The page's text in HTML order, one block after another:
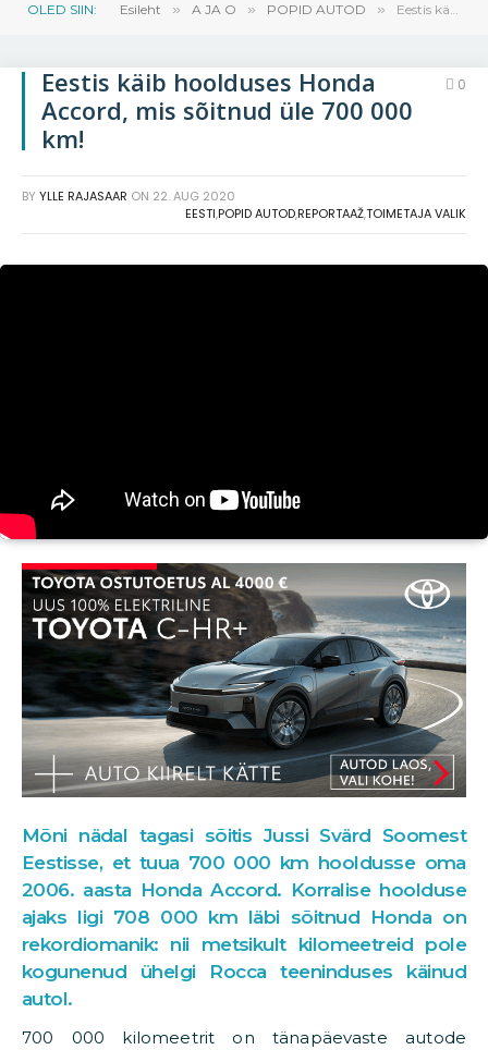
OLED SIIN: Esileht » A JA O » POPID AUTOD » Eestis käib hoolduses Honda Accord, mis sõitnud üle 700 000 km!
Eestis käib hoolduses Honda
Accord, mis sõitnud üle 700 000
km!
0
BY YLLE RAJASAAR ON 22. AUG 2020
EESTI,POPID AUTOD,REPORTAAŽ,TOIMETAJA VALIK
Mõni nädal tagasi sõitis Jussi Svärd Soomest
Eestisse, et tuua 700 000 km hooldusse oma
2006. aasta Honda Accord. Korralise hoolduse
ajaks ligi 708 000 km läbi sõitnud Honda on
rekordiomanik: nii metsikult kilomeetreid pole
kogunenud ühelgi Rocca teeninduses käinud
autol.
700 000 kilomeetrit on tänapäevaste autode